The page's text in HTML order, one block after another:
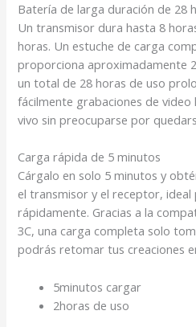
Batería de larga duración de 28
Un transmisor dura hasta 8
horas. Un estuche de carga
proporciona aproximadamente
un total de 28 horas de uso
fácilmente grabaciones de video
vivo sin preocuparse por
Carga rápida de 5 minutos
Cárgalo en solo 5 minutos y
el transmisor y el receptor,
rápidamente. Gracias a la
3C, una carga completa solo
podrás retomar tus creaciones
5minutos cargar
2horas de uso